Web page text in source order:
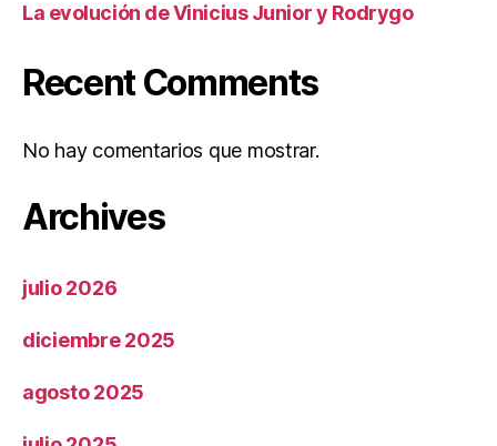
La evolución de Vinicius Junior y Rodrygo
Recent Comments
No hay comentarios que mostrar.
Archives
julio 2026
diciembre 2025
agosto 2025